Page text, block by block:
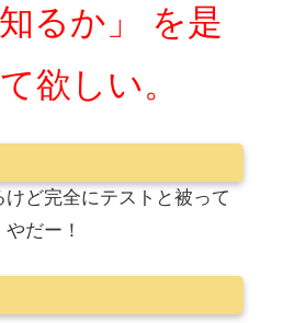
るか」 を是
欲しい。
ど完全にテストと被って
だー！